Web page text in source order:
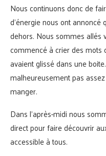
Nous continuons donc de
d’énergie nous ont annoncé
dehors. Nous sommes allés
commencé à crier des mots
avaient glissé dans une
malheureusement pas
manger.
Dans l’après-midi nous
direct pour faire découvrir
accessible à tous.